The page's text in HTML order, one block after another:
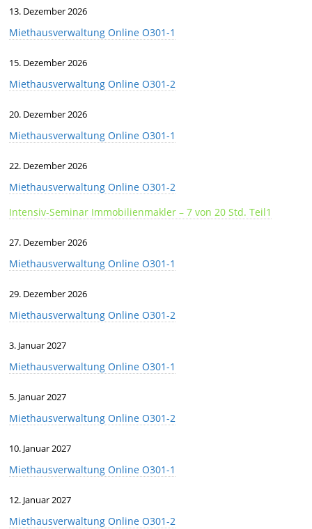
13. Dezember 2026
Miethausverwaltung Online O301-1
15. Dezember 2026
Miethausverwaltung Online O301-2
20. Dezember 2026
Miethausverwaltung Online O301-1
22. Dezember 2026
Miethausverwaltung Online O301-2
Intensiv-Seminar Immobilienmakler – 7 von 20 Std. Teil1
27. Dezember 2026
Miethausverwaltung Online O301-1
29. Dezember 2026
Miethausverwaltung Online O301-2
3. Januar 2027
Miethausverwaltung Online O301-1
5. Januar 2027
Miethausverwaltung Online O301-2
10. Januar 2027
Miethausverwaltung Online O301-1
12. Januar 2027
Miethausverwaltung Online O301-2